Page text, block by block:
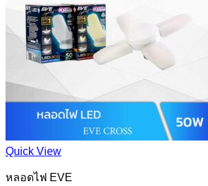
Quick View
หลอดไฟ EVE